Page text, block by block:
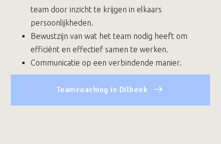
team door inzicht te krijgen in elkaars
persoonlijkheden.
Bewustzijn van wat het team nodig heeft om
efficiënt en effectief samen te werken.
Communicatie op een verbindende manier.
Teamcoaching in Dilbeek